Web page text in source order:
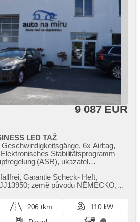
9 087 EUR
LED TAŽ
6x Airbag,
Stabilitätsprogramm
(ASR), ukazatel
Servolenkung, 2-Zonen
Adaptive
svícení, automatické přepínání
erfüllt 'EURO VI',
ovládání palubního počítače,
Garantie Scheck​- Heft,​
země původu NĚMECKO,​
206 tkm
110 kW